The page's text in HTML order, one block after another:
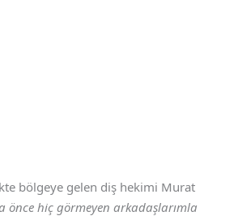
bölgeye gelen diş hekimi Murat
önce hiç görmeyen arkadaşlarımla